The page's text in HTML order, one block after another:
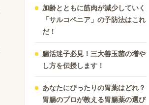
加齢とともに筋肉が減少していく
「サルコペニア」の予防法はこれ
だ！
腸活迷子必見！三大善玉菌の増や
し方を伝授します！
あなたにぴったりの胃薬はどれ？
胃腸のプロが教える胃腸薬の選び